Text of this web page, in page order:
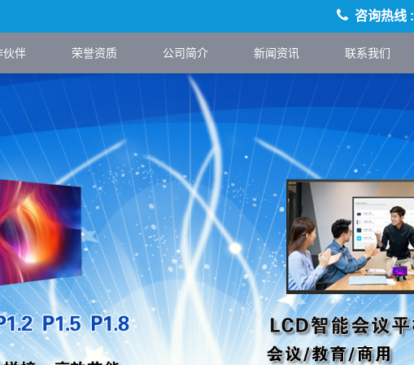
咨询热线 :
伙伴 荣誉资质 公司简介 新闻资讯 联系我们